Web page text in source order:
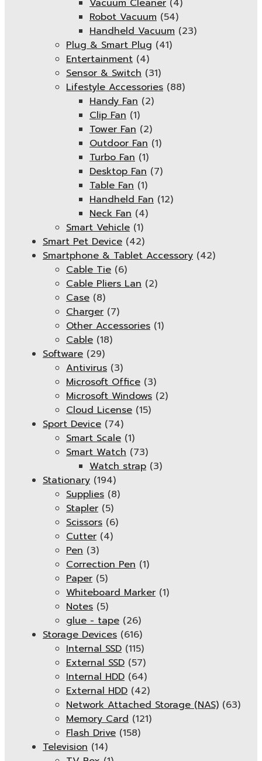
Vacuum Cleaner (4)
Robot Vacuum (54)
Handheld Vacuum (23)
Plug & Smart Plug (41)
Entertainment (4)
Sensor & Switch (31)
Lifestyle Accessories (88)
Handy Fan (2)
Clip Fan (1)
Tower Fan (2)
Outdoor Fan (1)
Turbo Fan (1)
Desktop Fan (7)
Table Fan (1)
Handheld Fan (12)
Neck Fan (4)
Smart Vehicle (1)
Smart Pet Device (42)
Smartphone & Tablet Accessory (42)
Cable Tie (6)
Cable Pliers Lan (2)
Case (8)
Charger (7)
Other Accessories (1)
Cable (18)
Software (29)
Antivirus (3)
Microsoft Office (3)
Microsoft Windows (2)
Cloud License (15)
Sport Device (74)
Smart Scale (1)
Smart Watch (73)
Watch strap (3)
Stationary (194)
Supplies (8)
Stapler (5)
Scissors (6)
Cutter (4)
Pen (3)
Correction Pen (1)
Paper (5)
Whiteboard Marker (1)
Notes (5)
glue - tape (26)
Storage Devices (616)
Internal SSD (115)
External SSD (57)
Internal HDD (64)
External HDD (42)
Network Attached Storage (NAS) (63)
Memory Card (121)
Flash Drive (158)
Television (14)